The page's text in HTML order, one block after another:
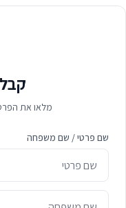
מלאו את הפרטים
שם פרטי / שם משפחה